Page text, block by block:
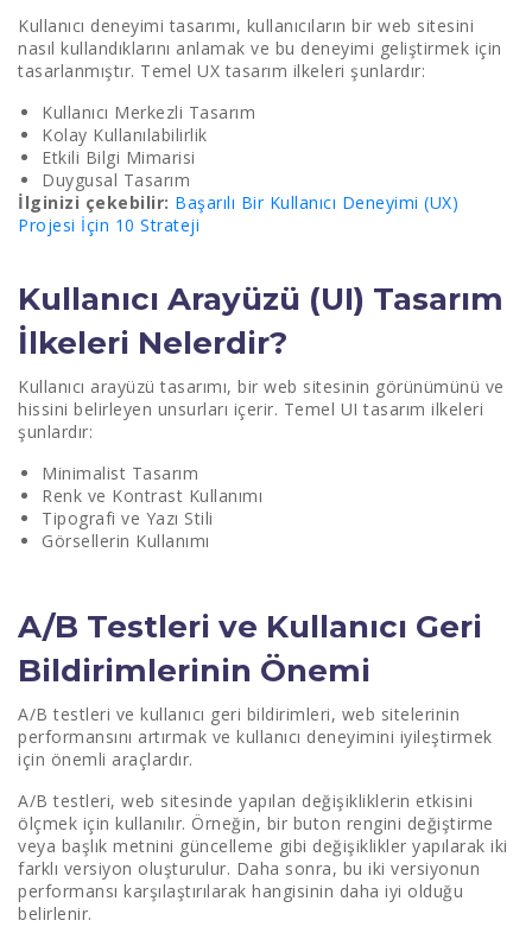
Kullanıcı deneyimi tasarımı, kullanıcıların bir web sitesini
nasıl kullandıklarını anlamak ve bu deneyimi geliştirmek için
tasarlanmıştır. Temel UX tasarım ilkeleri şunlardır:
Kullanıcı Merkezli Tasarım
Kolay Kullanılabilirlik
Etkili Bilgi Mimarisi
Duygusal Tasarım
İlginizi çekebilir: Başarılı Bir Kullanıcı Deneyimi (UX)
Projesi İçin 10 Strateji
Kullanıcı Arayüzü (UI) Tasarım
İlkeleri Nelerdir?
Kullanıcı arayüzü tasarımı, bir web sitesinin görünümünü ve
hissini belirleyen unsurları içerir. Temel UI tasarım ilkeleri
şunlardır:
Minimalist Tasarım
Renk ve Kontrast Kullanımı
Tipografi ve Yazı Stili
Görsellerin Kullanımı
A/B Testleri ve Kullanıcı Geri
Bildirimlerinin Önemi
A/B testleri ve kullanıcı geri bildirimleri, web sitelerinin
performansını artırmak ve kullanıcı deneyimini iyileştirmek
için önemli araçlardır.
A/B testleri, web sitesinde yapılan değişikliklerin etkisini
ölçmek için kullanılır. Örneğin, bir buton rengini değiştirme
veya başlık metnini güncelleme gibi değişiklikler yapılarak iki
farklı versiyon oluşturulur. Daha sonra, bu iki versiyonun
performansı karşılaştırılarak hangisinin daha iyi olduğu
belirlenir.